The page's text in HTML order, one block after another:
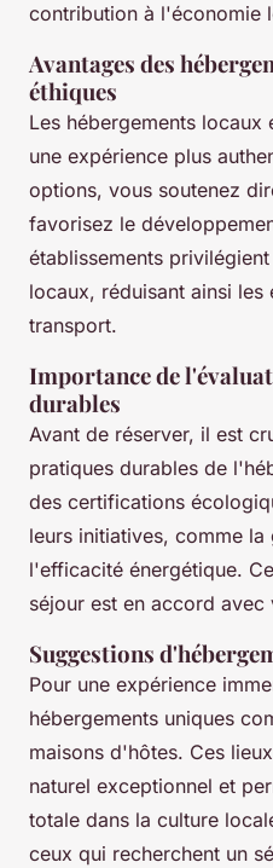
contribution à l'économie
Avantages des
éthiques
Les hébergements
une expérience plus
options, vous soutenez
favorisez le
établissements
locaux, réduisant ainsi les
transport.
Importance de
durables
Avant de réserver, il est
pratiques durables de
des certifications
leurs initiatives, comme
l'efficacité énergétique.
séjour est en accord
Suggestions
Pour une expérience
hébergements uniques
maisons d'hôtes. Ces
naturel exceptionnel et
totale dans la culture
ceux qui recherchent un